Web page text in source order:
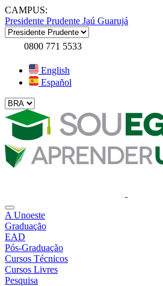
CAMPUS:
Presidente Prudente Jaú Guarujá
0800 771 5533
English
Español
A Unoeste
Graduação
EAD
Pós-Graduação
Cursos Técnicos
Cursos Livres
Pesquisa